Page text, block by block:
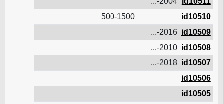
id10510
500-1500
id10509
2016-...
id10508
2010-...
id10507
2018-...
id10506
id10505